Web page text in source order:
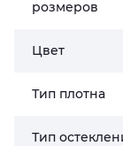
розмеров
Цвет
Тип плотна
Тип